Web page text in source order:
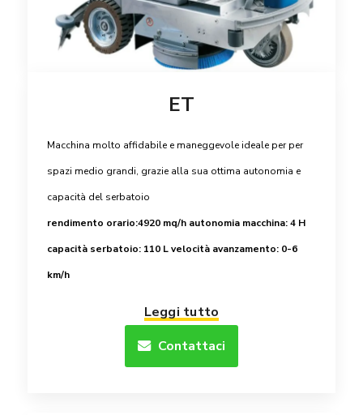
ET
Macchina molto affidabile e maneggevole ideale per per
spazi medio grandi, grazie alla sua ottima autonomia e
capacità del serbatoio
rendimento orario:4920 mq/h autonomia macchina: 4 H
capacità serbatoio: 110 L velocità avanzamento: 0-6
km/h
Leggi tutto
Contattaci